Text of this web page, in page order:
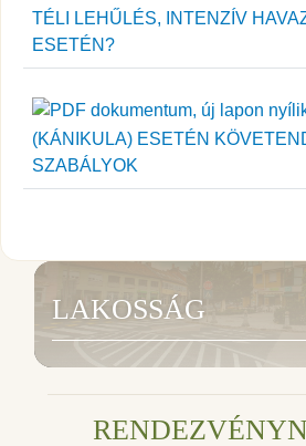
TÉLI LEHŰLÉS, INTENZÍV
ESETÉN?
(KÁNIKULA) ESETÉN
SZABÁLYOK
LAKOSSÁG